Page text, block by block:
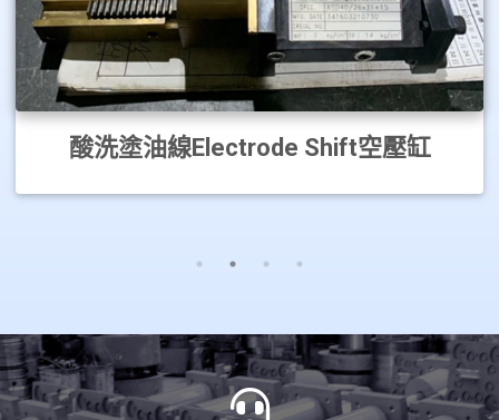
酸洗塗油線Electrode Shift空壓缸